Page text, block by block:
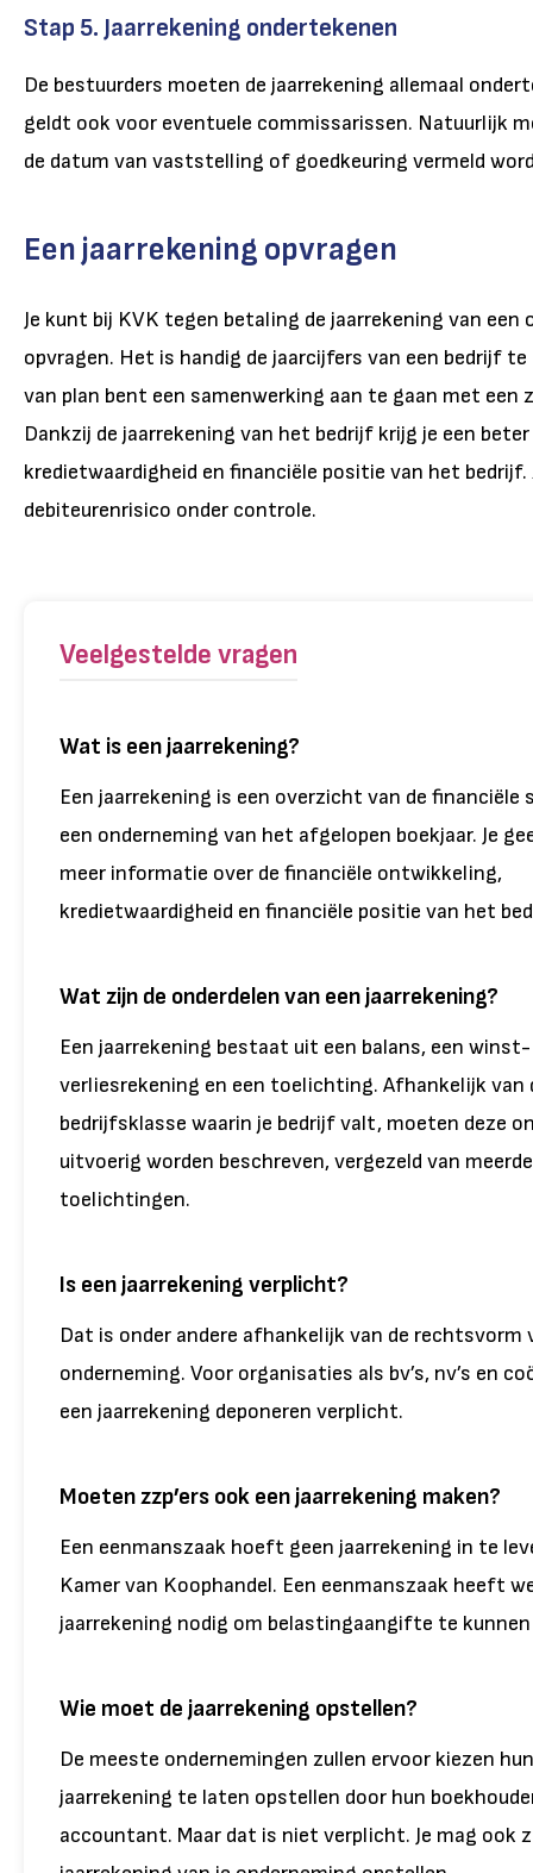
Stap 5. Jaarrekening ondertekenen
De bestuurders moeten de jaarrekening allemaal
geldt ook voor eventuele commissarissen. Natuurlijk
de datum van vaststelling of goedkeuring vermeld
Een jaarrekening opvragen
Je kunt bij KVK tegen betaling de jaarrekening van een
opvragen. Het is handig de jaarcijfers van een bedrijf te
van plan bent een samenwerking aan te gaan met een
Dankzij de jaarrekening van het bedrijf krijg je een beter
kredietwaardigheid en financiële positie van het bedrijf.
debiteurenrisico onder controle.
Veelgestelde vragen
Wat is een jaarrekening?
Een jaarrekening is een overzicht van de financiële
een onderneming van het afgelopen boekjaar. Je
meer informatie over de financiële ontwikkeling,
kredietwaardigheid en financiële positie van het
Wat zijn de onderdelen van een jaarrekening?
Een jaarrekening bestaat uit een balans, een
verliesrekening en een toelichting. Afhankelijk van
bedrijfsklasse waarin je bedrijf valt, moeten deze
uitvoerig worden beschreven, vergezeld van
toelichtingen.
Is een jaarrekening verplicht?
Dat is onder andere afhankelijk van de rechtsvorm
onderneming. Voor organisaties als bv’s, nv’s en
een jaarrekening deponeren verplicht.
Moeten zzp’ers ook een jaarrekening maken?
Een eenmanszaak hoeft geen jaarrekening in te
Kamer van Koophandel. Een eenmanszaak heeft
jaarrekening nodig om belastingaangifte te kunnen
Wie moet de jaarrekening opstellen?
De meeste ondernemingen zullen ervoor kiezen hun
jaarrekening te laten opstellen door hun
accountant. Maar dat is niet verplicht. Je mag ook